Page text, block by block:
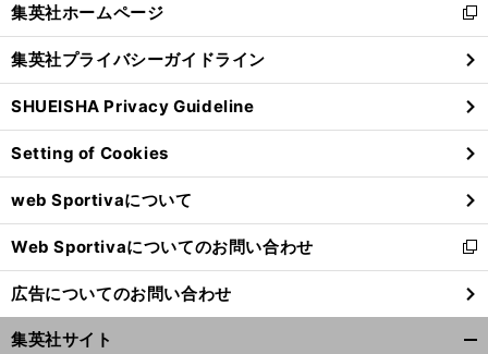
閉
る
集英社ホームページ
新
し
い
ウ
ィ
ン
ド
ウ
で
開
く
集英社プライバシーガイドライン
SHUEISHA Privacy Guideline
Setting of Cookies
web Sportivaについて
Web Sportivaについてのお問い合わせ
新
し
い
ウ
ィ
広告についてのお問い合わせ
集英社サイト